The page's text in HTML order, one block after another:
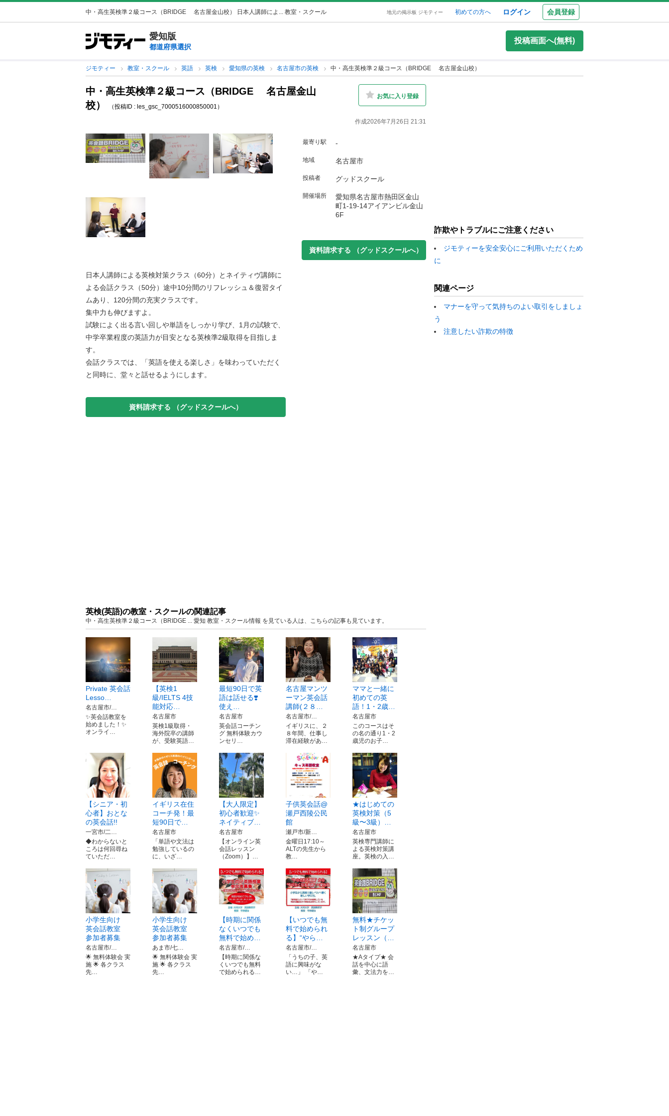
中・高生英検準２級コース（BRIDGE 名古屋金山校） 日本人講師によ... 教室・スクール 地元の掲示板 ジモティー 初めての方へ ログイン 会員登録
愛知版
都道府県選択
投稿画面へ(無料)
ジモティー 教室・スクール 英語 英検 愛知県の英検 名古屋市の英検 中・高生英検準２級コース（BRIDGE 名古屋金山校）
中・高生英検準２級コース（BRIDGE 名古屋金山
校）
（投稿ID : les_gsc_7000516000850001）
お気に入り登録
作成2026年7月26日 21:31
日本人講師による英検対策クラス（60分）とネイティヴ講師に
よる会話クラス（50分）途中10分間のリフレッシュ＆復習タイ
ムあり、120分間の充実クラスです。
集中力も伸びますよ。
試験によく出る言い回しや単語をしっかり学び、1月の試験で、
中学卒業程度の英語力が目安となる英検準2級取得を目指しま
す。
会話クラスでは、「英語を使える楽しさ」を味わっていただく
と同時に、堂々と話せるようにします。
資料請求する （グッドスクールへ）
最寄り駅 -
地域 名古屋市
投稿者 グッドスクール
開催場所
愛知県名古屋市熱田区金山
町1-19-14アイアンビル金山
6F
資料請求する （グッドスクールへ）
英検(英語)の教室・スクールの関連記事
中・高生英検準２級コース（BRIDGE ... 愛知 教室・スクール情報 を見ている人は、こちらの記事も見ています。
Private 英会話
Lesso…
名古屋市/…
✨英会話教室を
始めました！✨
オンライ…
【英検1
級/IELTS 4技
能対応…
名古屋市
英検1級取得・
海外院卒の講師
が、受験英語…
最短90日で英
語は話せる❣️
使え…
名古屋市
英会話コーチン
グ 無料体験カウ
ンセリ…
名古屋マンツ
ーマン英会話
講師(２８…
名古屋市/…
イギリスに、２
８年間、仕事し
滞在経験があ…
ママと一緒に
初めての英
語！1・2歳…
名古屋市
このコースはそ
の名の通り1・2
歳児のお子…
【シニア・初
心者】おとな
の英会話!!
一宮市/二…
◆わからないと
ころは何回尋ね
ていただ…
イギリス在住
コーチ発！最
短90日で…
名古屋市
「単語や文法は
勉強しているの
に、いざ…
【大人限定】
初心者歓迎✨
ネイティブ…
名古屋市
【オンライン英
会話レッスン
（Zoom）】…
子供英会話@
瀬戸西陵公民
館
瀬戸市/新…
金曜日17:10～
ALTの先生から
教…
★はじめての
英検対策（5
級〜3級）…
名古屋市
英検専門講師に
よる英検対策講
座。英検の入…
小学生向け
英会話教室
参加者募集
名古屋市/…
🌟 無料体験会 実
施 🌟 各クラス
先…
小学生向け
英会話教室
参加者募集
あま市/七…
🌟 無料体験会 実
施 🌟 各クラス
先…
【時期に関係
なくいつでも
無料で始め…
名古屋市/…
【時期に関係な
くいつでも無料
で始められる…
【いつでも無
料で始められ
る】“やら…
名古屋市/…
「うちの子、英
語に興味がな
い…」 「や…
無料★チケッ
ト制グループ
レッスン（…
名古屋市
★Aタイプ★ 会
話を中心に語
彙、文法力を…
詐欺やトラブルにご注意ください
ジモティーを安全安心にご利用いただくため
に
関連ページ
マナーを守って気持ちのよい取引をしましょ
う
注意したい詐欺の特徴